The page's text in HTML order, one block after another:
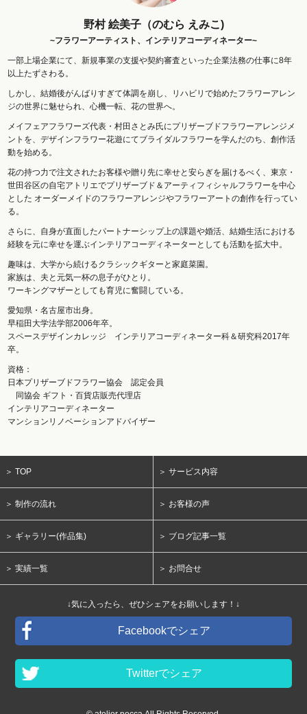
野村 絵美子（のむら えみこ)
~フラワーアーティスト、インテリアコーディネーター~
一部上場企業にて、新規事業の支援や契約審査といった企業法務の仕事に8年
以上たずさわる。
しかし、結婚後がんばりすぎて体調を崩し、リハビリで始めたフラワーアレン
ジの世界に魅せられ、心機一転、花の世界へ。
メイフェアフラワーズ代表・村田さとみ氏にプリザーブドフラワーアレンジメ
ントを、デザインフラワー花遊にてブライダルフラワーを学んだのち、創作活
動を始める。
花の持つ力で注文されたお客様や贈り先に幸せと安らぎを届けるべく、東京・
世田谷区の自宅アトリエでプリザーブド＆アーティフィシャルフラワーを中心
とした オーダーメイドのフラワーアレンジやフラワーアートの創作を行ってい
る。
さらに、自身が直面したパートナーシップ上の課題や婚活、結婚生活における
経験を元に幸せを運ぶインテリアコーディネーターとしても活動を拡大中。
趣味は、大学から続けるクラシックギターと家庭菜園。
家族は、夫と元気一杯の息子がひとり。
ワーキングマザーとしても育児に奮闘している。
愛知県・名古屋市出身。
早稲田大学法学部2006年卒。
スペースデザインカレッジ インテリアコーディネーター科＆研究科2017年
卒。
資格：
日本プリザーブドフラワー協会 認定会員
同協会 ギフト・百貨店販売代理店
インテリアコーディネーター
マンションリノベーションアドバイザー
＞ TOP ＞ サービス内容
＞ 制作の流れ ＞ お客様の声
＞ ギャラリー(作品集) ＞ ブログ記事一覧
＞ 実績一覧 ＞ お問合せ
↓気に入ったら、ぜひシェアをお願いします！↓
Facebookでシェア
Twitterでシェア